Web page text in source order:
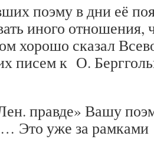
поэму в дни её
иного отношения,
хорошо сказал
писем к О.
правде» Вашу
Это уже за